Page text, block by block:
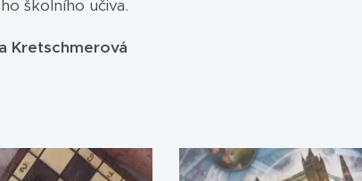
školního učiva.
Kretschmerová